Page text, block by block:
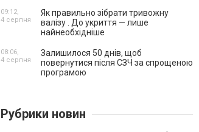
Як правильно зібрати тривожну
валізу . До укриття — лише
найнеобхідніше
09:12,
4 серпня
Залишилося 50 днів, щоб
повернутися після СЗЧ за спрощеною
програмою
08:06,
4 серпня
Рубрики новин